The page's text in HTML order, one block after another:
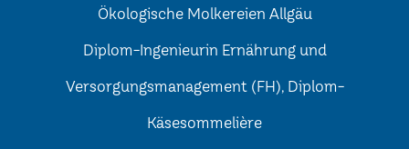
Ökologische Molkereien Allgäu
Diplom-Ingenieurin Ernährung und
Versorgungsmanagement (FH), Diplom-
Käsesommelière